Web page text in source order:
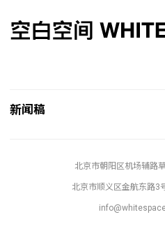
新闻稿
北京市朝阳区机场辅路
北京市顺义区金航东路3